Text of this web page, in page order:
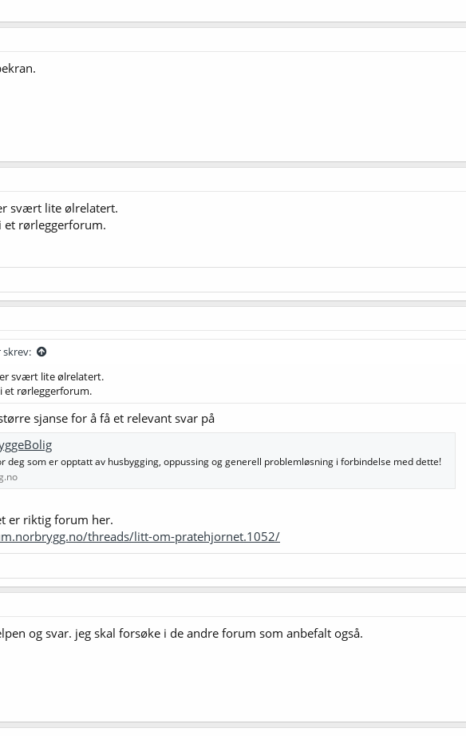
svært lite ølrelatert.
et rørleggerforum.
svært lite ølrelatert.
et rørleggerforum.
sjanse for å få et relevant svar på
deg som er opptatt av husbygging, oppussing og generell problemløsning i forbindelse med dette!
er riktig forum her.
threads/litt-om-pratehjornet.1052/
og svar. jeg skal forsøke i de andre forum som anbefalt også.